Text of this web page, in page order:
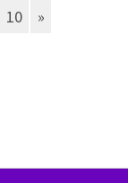
10 »